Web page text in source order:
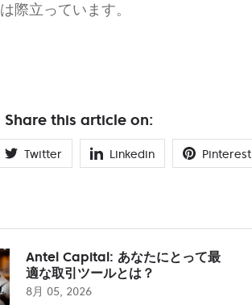
は際立っています。
Share this article on:
Twitter Linkedin Pinterest
Antel Capital: あなたにとって最
適な取引ツールとは？
8月 05, 2026